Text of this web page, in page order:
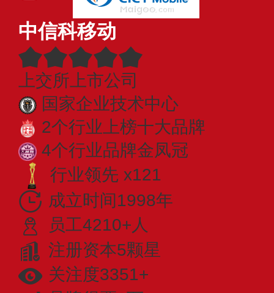
中信科移动
上交所上市公司
国家企业技术中心
2个行业上榜十大品牌
4个行业品牌金凤冠
行业领先 x121
成立时间1998年
员工4210+人
注册资本5颗星
关注度3351+